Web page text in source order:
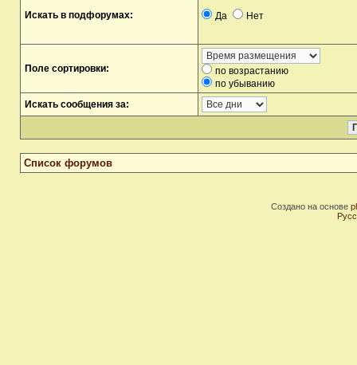
Искать в подфорумах: Да Нет
Поле сортировки:
по возрастанию
по убыванию
Искать сообщения за:
Список форумов
Создано на основе